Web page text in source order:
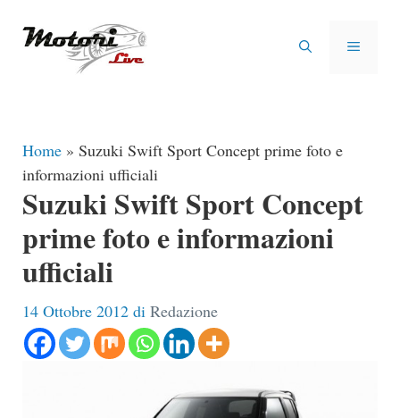
MENU
Home » Suzuki Swift Sport Concept prime foto e
informazioni ufficiali
Suzuki Swift Sport Concept
prime foto e informazioni
ufficiali
14 Ottobre 2012 di Redazione